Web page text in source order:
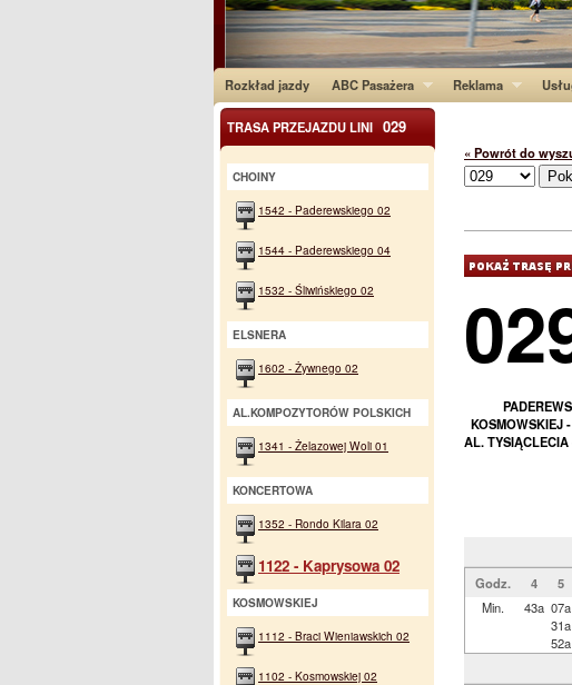
Rozkład jazdy ABC Pasażera Reklama
« Powrót do
KOSMOWSKIEJ
AL.
Godz.
4 5
Min.
43a 07a
31a
52a
TRASA PRZEJAZDU LINI 029
CHOINY
1542 - Paderewskiego 02
1544 - Paderewskiego 04
1532 - Śliwińskiego 02
ELSNERA
1602 - Żywnego 02
AL.KOMPOZYTORÓW POLSKICH
1341 - Żelazowej Woli 01
KONCERTOWA
1352 - Rondo Kilara 02
1122 - Kaprysowa 02
KOSMOWSKIEJ
1112 - Braci Wieniawskich 02
1102 - Kosmowskiej 02